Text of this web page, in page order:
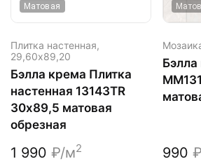
Матовая
Плитка настенная,
29,60х89,20
Бэлла крема Плитка
настенная 13143TR
30х89,5 матовая
обрезная
1 990 ₽/м2 990